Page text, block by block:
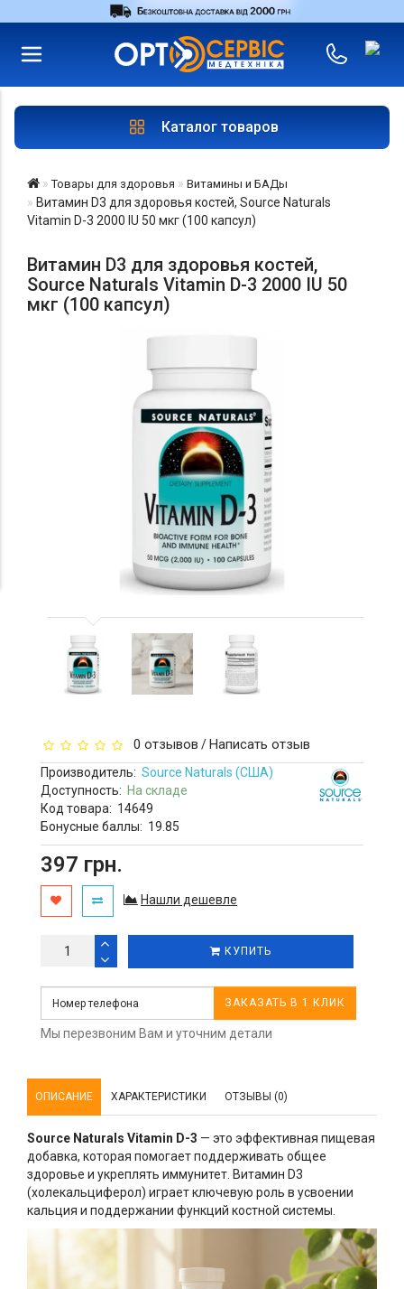
Магазины
UA Войти
Каталог товаров
Товары для здоровья Витамины и БАДы
Витамин D3 для здоровья костей, Source Naturals
Vitamin D-3 2000 IU 50 мкг (100 капсул)
Витамин D3 для здоровья костей,
Source Naturals Vitamin D-3 2000 IU 50
мкг (100 капсул)
0 отзывов / Написать отзыв
Производитель: Source Naturals (США)
Доступность: На складе
Код товара: 14649
Бонусные баллы: 19.85
397 грн.
Нашли дешевле
КУПИТЬ
ЗАКАЗАТЬ В 1 КЛИК
Мы перезвоним Вам и уточним детали
ОПИСАНИЕ ХАРАКТЕРИСТИКИ ОТЗЫВЫ (0)
Source Naturals Vitamin D-3 — это эффективная пищевая
добавка, которая помогает поддерживать общее
здоровье и укреплять иммунитет. Витамин D3
(холекальциферол) играет ключевую роль в усвоении
кальция и поддержании функций костной системы.